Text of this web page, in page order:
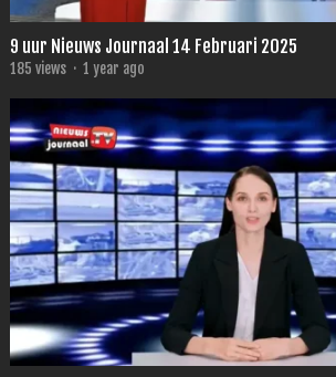
9 uur Nieuws Journaal 14 Februari 2025
185 views · 1 year ago